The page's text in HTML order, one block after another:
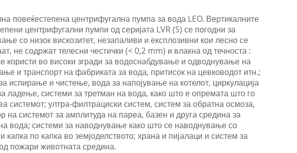
повеќестепена центрифугална пумпа за вода LEO. Вертикалните
центрифугални пумпи од серијата LVR (S) се погодни за
со низок вискозитет, незапаливи и експлозивни кои лесно се
не содржат телесни честички (< 0,2 mm) и влакна од течноста :
користи во високи згради за водоснабдување и одводнување на
и транспорт на фабриката за вода, притисок на цевководот итн.;
испирање и чистење, вода за напојување на котелот, циркулација
ладење, системи за третман на вода, како што е опремата што го
системот; ултра-филтрациски систем, систем за обратна осмоза,
на системот за амплитуда на пареа, базен и друга средина за
вода; системи за наводнување како што се наводнување со
капка по капка во земјоделството; храна и пијалаци и систем за
пожари животната средина.